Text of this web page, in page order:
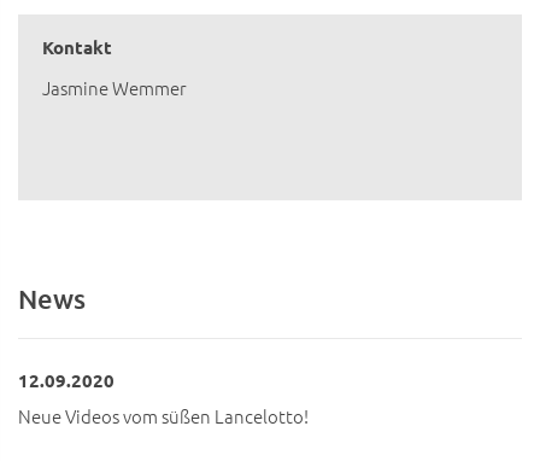
Kontakt
Jasmine Wemmer
News
12.09.2020
Neue Videos vom süßen Lancelotto!